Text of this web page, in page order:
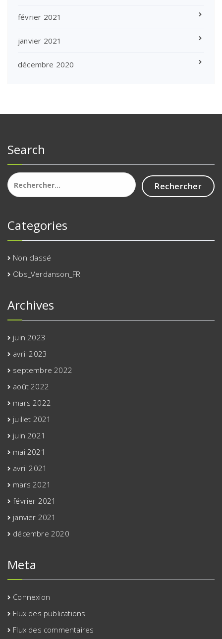
février 2021
janvier 2021
décembre 2020
Search
Rechercher :
Categories
Non classé
Obs_Verdanson_FR
Archives
juin 2023
avril 2023
septembre 2022
août 2022
mars 2022
juillet 2021
juin 2021
mai 2021
avril 2021
mars 2021
février 2021
janvier 2021
décembre 2020
Meta
Connexion
Flux des publications
Flux des commentaires